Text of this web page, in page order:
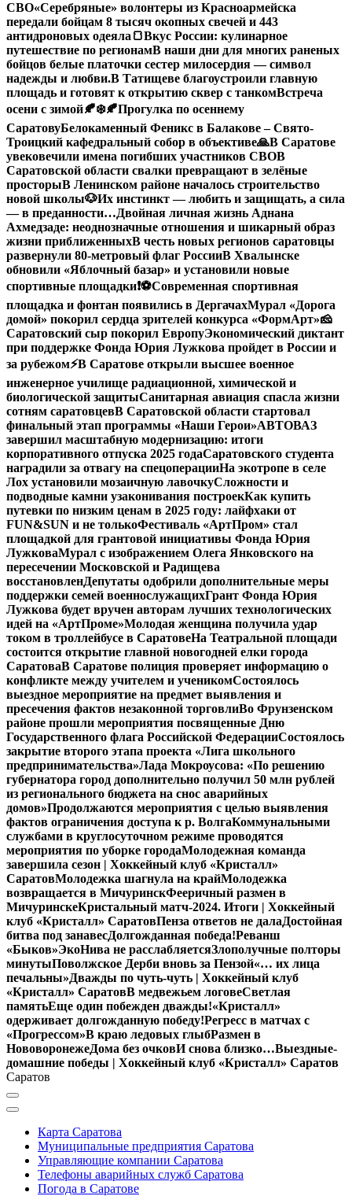
СВО«Серебряные» волонтеры из Красноармейска
передали бойцам 8 тысяч окопных свечей и 443
антидроновых одеяла 🍞Вкус России: кулинарное
путешествие по регионамВ наши дни для многих раненых
бойцов белые платочки сестер милосердия — символ
надежды и любви.В Татищеве благоустроили главную
площадь и готовят к открытию сквер с танкомВстреча
осени с зимой🍂❄️🍂Прогулка по осеннему
СаратовуБелокаменный Феникс в Балакове – Свято-
Троицкий кафедральный собор в объективе🙏В Саратове
увековечили имена погибших участников СВОВ
Саратовской области свалки превращают в зелёные
просторыВ Ленинском районе началось строительство
новой школы🐶Их инстинкт — любить и защищать, а сила
— в преданности…Двойная личная жизнь Аднана
Ахмедзаде: неоднозначные отношения и шикарный образ
жизни приближенныхВ честь новых регионов саратовцы
развернули 80-метровый флаг РоссииВ Хвалынске
обновили «Яблочный базар» и установили новые
спортивные площадки❗️⚽️Современная спортивная
площадка и фонтан появились в ДергачахМурал «Дорога
домой» покорил сердца зрителей конкурса «ФормАрт»🧀
Саратовский сыр покорил ЕвропуЭкономический диктант
при поддержке Фонда Юрия Лужкова пройдет в России и
за рубежом⚡️В Саратове открыли высшее военное
инженерное училище радиационной, химической и
биологической защитыСанитарная авиация спасла жизни
сотням саратовцевВ Саратовской области стартовал
финальный этап программы «Наши Герои»АВТОВАЗ
завершил масштабную модернизацию: итоги
корпоративного отпуска 2025 годаСаратовского студента
наградили за отвагу на спецоперацииНа экотропе в селе
Лох установили мозаичную лавочкуСложности и
подводные камни узаконивания построекКак купить
путевки по низким ценам в 2025 году: лайфхаки от
FUN&SUN и не толькоФестиваль «АртПром» стал
площадкой для грантовой инициативы Фонда Юрия
ЛужковаМурал с изображением Олега Янковского на
пересечении Московской и Радищева
восстановленДепутаты одобрили дополнительные меры
поддержки семей военнослужащихГрант Фонда Юрия
Лужкова будет вручен авторам лучших технологических
идей на «АртПроме»Молодая женщина получила удар
током в троллейбусе в СаратовеНа Театральной площади
состоится открытие главной новогодней елки города
СаратоваВ Саратове полиция проверяет информацию о
конфликте между учителем и ученикомСостоялось
выездное мероприятие на предмет выявления и
пресечения фактов незаконной торговлиВо Фрунзенском
районе прошли мероприятия посвященные Дню
Государственного флага Российской ФедерацииСостоялось
закрытие второго этапа проекта «Лига школьного
предпринимательства»Лада Мокроусова: «По решению
губернатора город дополнительно получил 50 млн рублей
из регионального бюджета на снос аварийных
домов»Продолжаются мероприятия с целью выявления
фактов ограничения доступа к р. ВолгаКоммунальными
службами в круглосуточном режиме проводятся
мероприятия по уборке городаМолодежная команда
завершила сезон | Хоккейный клуб «Кристалл»
СаратовМолодежка шагнула на крайМолодежка
возвращается в МичуринскФееричный размен в
МичуринскеКристальный матч-2024. Итоги | Хоккейный
клуб «Кристалл» СаратовПенза ответов не далаДостойная
битва под занавесДолгожданная победа!Реванш
«Быков»ЭкоНива не расслабляетсяЗлополучные полторы
минутыПоволжское Дерби вновь за Пензой«… их лица
печальны»Дважды по чуть-чуть | Хоккейный клуб
«Кристалл» СаратовВ медвежьем логовеСветлая
памятьЕще один побежден дважды!«Кристалл»
одерживает долгожданную победу!Регресс в матчах с
«Прогрессом»В краю ледовых глыбРазмен в
НововоронежеДома без очковИ снова близко…Выездные-
домашние победы | Хоккейный клуб «Кристалл» Саратов
Саратов
Карта Саратова
Муниципальные предприятия Саратова
Управляющие компании Саратова
Телефоны аварийных служб Саратова
Погода в Саратове